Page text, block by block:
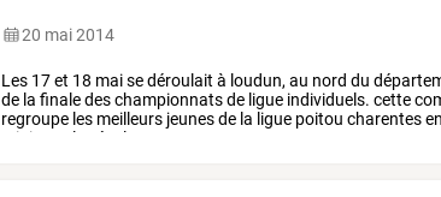
20 mai 2014
Les 17et 18 maisedéroulait à loudun, au nord du
de la finaledeschampionnatsde ligue individuels. cette
regroupe les meilleurs jeunesde la ligue poitou charentesen
minimes.
les écoles